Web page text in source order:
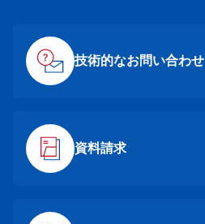
技術的なお問い合わせ
資料請求